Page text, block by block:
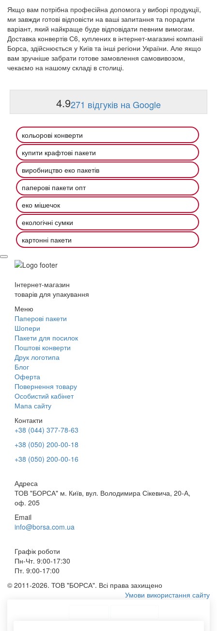
Якщо вам потрібна професійна допомога у виборі продукції,
ми завжди готові відповісти на ваші запитання та порадити
варіант, який найкраще буде відповідати певним вимогам.
Доставка конвертів С6, куплених в інтернет-магазині компанії
Борса, здійснюється у Київ та інші регіони України. Але якщо
вам зручніше забрати готове замовлення самовивозом,
чекаємо на нашому складі в столиці.
4.9271 відгуків на Google
кольорові конверти
купити крафтові пакети
виробництво еко пакетів
паперові пакети опт
еко мішечок
екологічні сумки
картонні пакети
Інтернет-магазин
товарів для упакування
Меню
Паперові пакети
Шопери
Пакети для посилок
Поштові конверти
Друк логотипа
Блог
Оферта
Повернення товару
Особистий кабінет
Мапа сайту
Контакти
+38 (044) 377-78-63
+38 (050) 200-00-18
+38 (050) 200-00-16
Адреса
ТОВ "БОРСА" м. Київ, вул. Володимира Сікевича, 20-А,
оф. 205
Email
info@borsa.com.ua
Графік роботи
Пн-Чт. 9:00-17:30
Пт. 9:00-17:00
© 2011-2026. ТОВ "БОРСА". Всі права захищено
Умови використання сайту